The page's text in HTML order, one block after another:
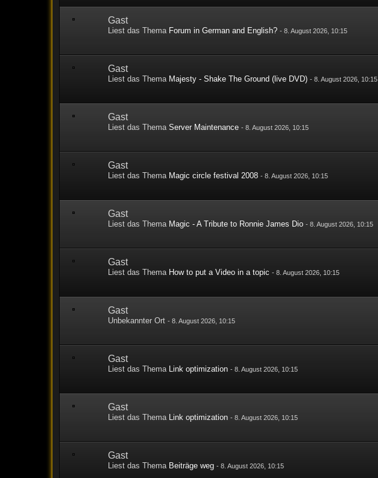
Gast
Liest das Thema Forum in German and English? -8. August 2026, 10:15
Gast
Liest das Thema Majesty - Shake The Ground (live DVD) -8. August 2026, 10:15
Gast
Liest das ThemaServer Maintenance -8. August 2026, 10:15
Gast
Liest das Thema Magic circle festival 2008 -8. August 2026, 10:15
Gast
Liest das Thema Magic - A Tribute to Ronnie James Dio -8. August 2026, 10:15
Gast
Liest das Thema How to put a Video in a topic -8. August 2026, 10:15
Gast
Unbekannter Ort-8. August 2026, 10:15
Gast
Liest das Thema Link optimization -8. August 2026, 10:15
Gast
Liest das Thema Link optimization -8. August 2026, 10:15
Gast
Liest das Thema Beiträge weg -8. August 2026, 10:15